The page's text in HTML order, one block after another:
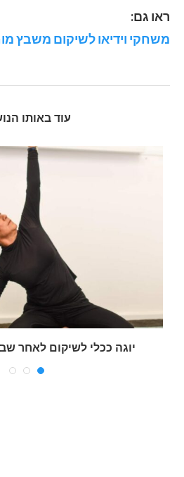
ראו גם:
משחקי וידיאו לשיקום משבץ
עוד באותו
יוגה ככלי לשיקום לאחר